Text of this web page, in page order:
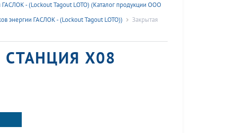
- (Lockout Tagout LOTO) (Каталог продукции ООО
энергии ГАСЛОК - (Lockout Tagout LOTO))
Закрытая
X08